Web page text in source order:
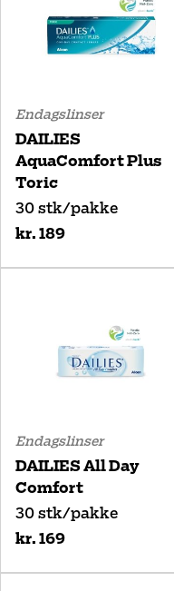
Endagslinser
DAILIES
AquaComfort Plus
Toric
30 stk/pakke
kr. 189
Endagslinser
DAILIES All Day
Comfort
30 stk/pakke
kr. 169